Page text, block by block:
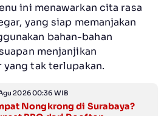
ini menawarkan cita rasa
yang siap memanjakan
bahan-bahan
menjanjikan
tak terlupakan.
2026 00:36 WIB
Nongkrong di Surabaya?